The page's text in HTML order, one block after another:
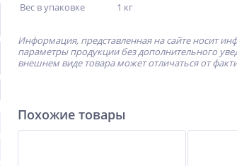
Вес в упаковке
1 кг
Информация, представленная на сайте носит
параметры продукции без дополнительного
внешнем виде товара может отличаться от
Похожие товары